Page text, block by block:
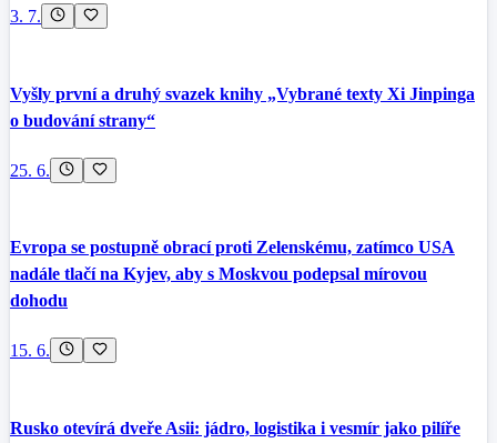
3. 7.
Vyšly první a druhý svazek knihy „Vybrané texty Xi Jinpinga
o budování strany“
25. 6.
Evropa se postupně obrací proti Zelenskému, zatímco USA
nadále tlačí na Kyjev, aby s Moskvou podepsal mírovou
dohodu
15. 6.
Rusko otevírá dveře Asii: jádro, logistika i vesmír jako pilíře